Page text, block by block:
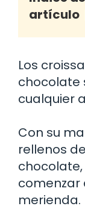
artículo
Los
chocolate
cualquier
Con su
rellenos
comenzar
merienda.